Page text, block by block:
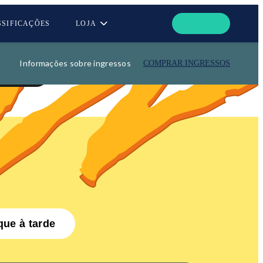
LOJA
Informações sobre ingressos COMPRAR INGRESSOS
à tarde